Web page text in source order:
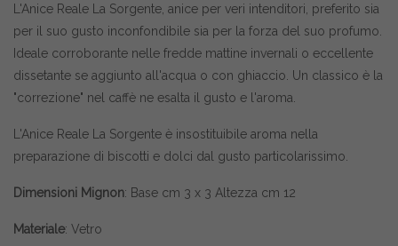
L'Anice Reale La Sorgente, anice per veri intenditori, preferito sia
per il suo gusto inconfondibile sia per la forza del suo profumo.
Ideale corroborante nelle fredde mattine invernali o eccellente
dissetante se aggiunto all'acqua o con ghiaccio. Un classico è la
"correzione" nel caffè ne esalta il gusto e l'aroma.
L'Anice Reale La Sorgente è insostituibile aroma nella
preparazione di biscotti e dolci dal gusto particolarissimo.
Dimensioni Mignon: Base cm 3 x 3 Altezza cm 12
Materiale: Vetro